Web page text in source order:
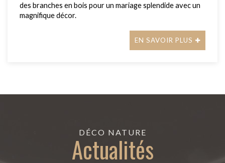
des branches en bois pour un mariage splendide avec un
magnifique décor.
EN SAVOIR PLUS
DÉCO NATURE
Actualités